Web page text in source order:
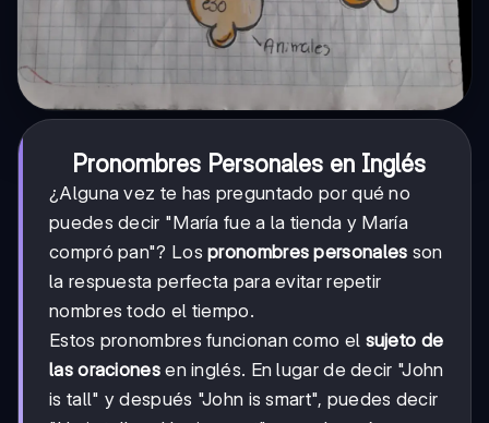
Pronombres Personales en Inglés
¿Alguna vez te has preguntado por qué no
puedes decir "María fue a la tienda y María
compró pan"? Lospronombres personales son
la respuesta perfecta para evitar repetir
nombres todo el tiempo.
Estos pronombres funcionan como el sujeto de
las oracionesen inglés. En lugar de decir "John
is tall" y después "John is smart", puedes decir